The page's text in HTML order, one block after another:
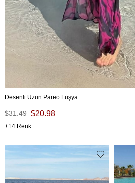
Desenli Uzun Pareo Fuşya
$20.98
$31.49
14